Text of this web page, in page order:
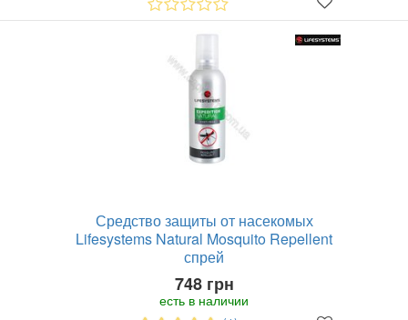
Средство защиты от насекомых
Lifesystems Natural Mosquito Repellent
спрей
748 грн
есть в наличии